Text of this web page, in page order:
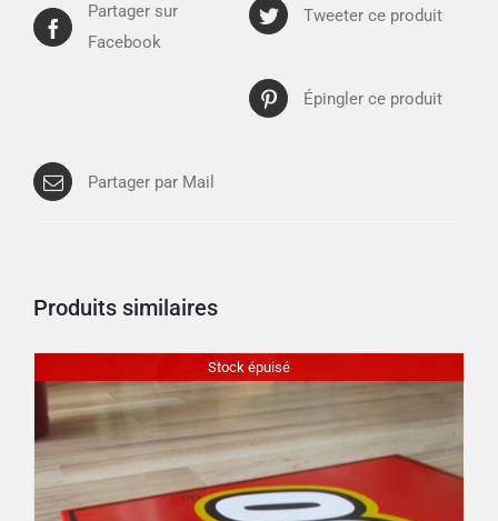
Partager sur
Facebook
Tweeter ce produit
Épingler ce produit
Partager par Mail
Produits similaires
Stock épuisé